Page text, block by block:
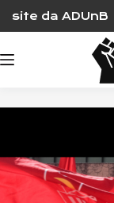
content
site da ADUnB